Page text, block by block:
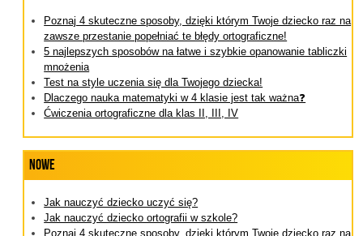
Poznaj 4 skuteczne sposoby, dzięki którym Twoje dziecko raz na
zawsze przestanie popełniać te błędy ortograficzne!
5 najlepszych sposobów na łatwe i szybkie opanowanie tabliczki
mnożenia
Test na style uczenia się dla Twojego dziecka!
Dlaczego nauka matematyki w 4 klasie jest tak ważna❓
Ćwiczenia ortograficzne dla klas II, III, IV
Nowe
Jak nauczyć dziecko uczyć się?
Jak nauczyć dziecko ortografii w szkole?
Poznaj 4 skuteczne sposoby, dzięki którym Twoje dziecko raz na